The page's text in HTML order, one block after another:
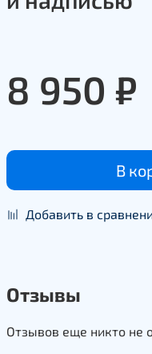
8 950 ₽
В
Добавить в
Отзывы
Отзывов еще никто не